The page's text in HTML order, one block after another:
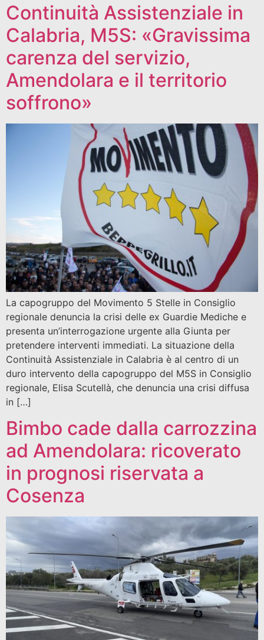
Continuità Assistenziale in
Calabria, M5S: «Gravissima
carenza del servizio,
Amendolara e il territorio
soffrono»
La capogruppo del Movimento 5 Stelle in Consiglio
regionale denuncia la crisi delle ex Guardie Mediche e
presenta un’interrogazione urgente alla Giunta per
pretendere interventi immediati. La situazione della
Continuità Assistenziale in Calabria è al centro di un
duro intervento della capogruppo del M5S in Consiglio
regionale, Elisa Scutellà, che denuncia una crisi diffusa
in […]
Bimbo cade dalla carrozzina
ad Amendolara: ricoverato
in prognosi riservata a
Cosenza